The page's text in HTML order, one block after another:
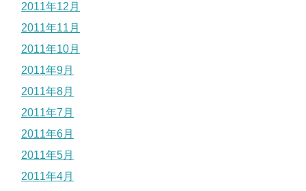
2011年12月
2011年11月
2011年10月
2011年9月
2011年8月
2011年7月
2011年6月
2011年5月
2011年4月